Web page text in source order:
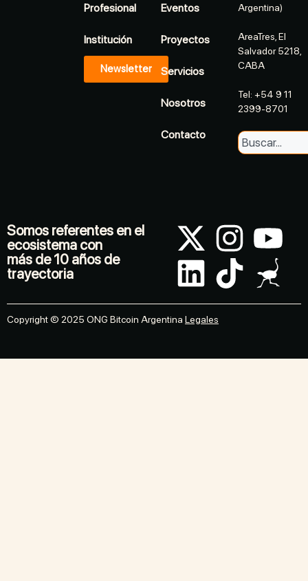
Profesional
Institución
Newsletter
Eventos
Proyectos
Servicios
Nosotros
Contacto
Argentina)
AreaTres, El
Salvador 5218,
CABA
Tel: +54 9 11
2399-8701
Somos referentes en el
ecosistema con
más de 10 años de
trayectoria
Copyright © 2025 ONG Bitcoin Argentina Legales